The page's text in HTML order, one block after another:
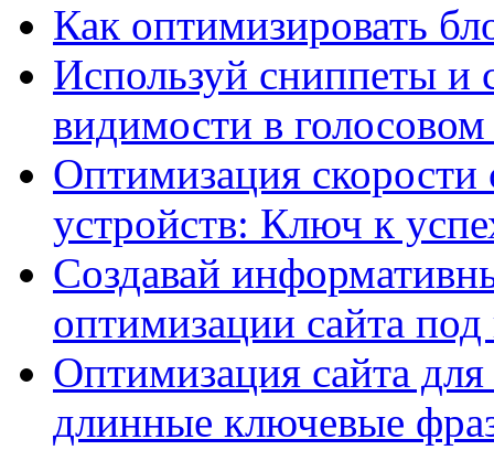
Как оптимизировать
Используй сниппеты и
видимости в
Оптимизация
устройств: Ключ к
Создавай
оптимизации сайта
Оптимизация сайта
длинные ключевые